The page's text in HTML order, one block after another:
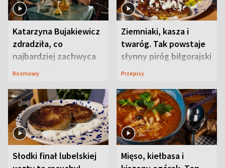
Katarzyna Bujakiewicz
zdradziła, co
najbardziej zachwyca
ją w Lublinie
Rozmowy
Ziemniaki, kasza i
twaróg. Tak powstaje
słynny piróg biłgorajski
Przepisy
Słodki finał lubelskiej
Mięso, kiełbasa i